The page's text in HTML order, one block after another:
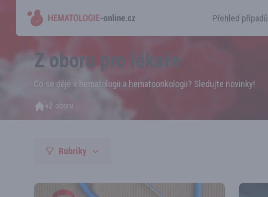
Přehled případů
Z oboru pro lékaře
Co se děje v hematologii a hematoonkologii? Sledujte novinky!
»Z oboru
Rubriky